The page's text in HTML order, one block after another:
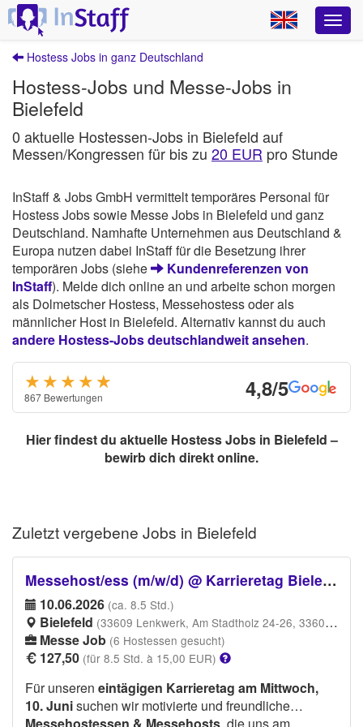
Hostess Jobs in ganz Deutschland
Hostess-Jobs und Messe-Jobs in
Bielefeld
0 aktuelle Hostessen-Jobs in Bielefeld auf
Messen/Kongressen für bis zu 20 EUR pro Stunde
InStaff & Jobs GmbH vermittelt temporäres Personal für
Hostess Jobs sowie Messe Jobs in Bielefeld und ganz
Deutschland. Namhafte Unternehmen aus Deutschland &
Europa nutzen dabei InStaff für die Besetzung ihrer
temporären Jobs (siehe
Kundenreferenzen von
InStaff). Melde dich online an und arbeite schon morgen
als Dolmetscher Hostess, Messehostess oder als
männlicher Host in Bielefeld. Alternativ kannst du auch
andere Hostess-Jobs deutschlandweit ansehen.
★★★★★
★
867 Bewertungen 4,8/5
Hier findest du aktuelle Hostess Jobs in Bielefeld –
bewirb dich direkt online.
Zuletzt vergebene Jobs in Bielefeld
Messehost/ess (m/w/d) @ Karrieretag Bielefeld 2026
10.06.2026 (ca. 8.5 Std.)
Bielefeld (33609 Lenkwerk, Am Stadtholz 24-26, 33609 Bielefeld)
Messe Job (6 Hostessen gesucht)
127,50 (für 8.5 Std. à 15,00 EUR)
Für unseren eintägigen Karrieretag am Mittwoch,
10. Junisuchen wir motivierte und freundliche